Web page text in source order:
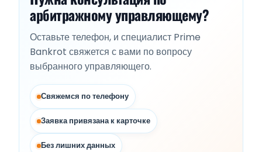
арбитражному управляющему?
Оставьте телефон, и специалист Prime
Bankrot свяжется с вами по вопросу
выбранного управляющего.
Свяжемся по телефону
Заявка привязана к карточке
Без лишних данных